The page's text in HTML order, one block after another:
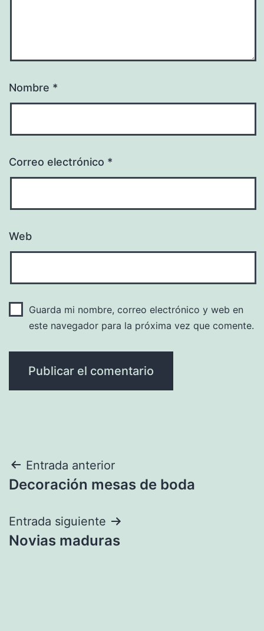
Nombre *
Correo electrónico *
Web
Guarda mi nombre, correo electrónico y web en
este navegador para la próxima vez que comente.
Navegación
de
entradas
Entrada anterior
Decoración mesas de boda
Entrada siguiente
Novias maduras